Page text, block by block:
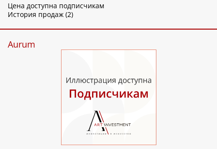
Цена доступна подписчикам
История продаж (2)
Aurum